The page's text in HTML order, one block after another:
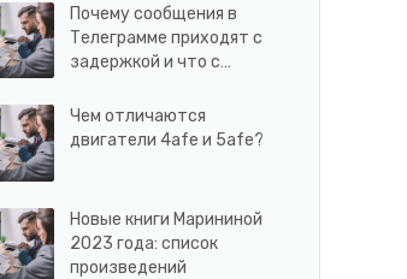
Почему сообщения в
Телеграмме приходят с
задержкой и что с…
Чем отличаются
двигатели 4afe и 5afe?
Новые книги Марининой
2023 года: список
произведений